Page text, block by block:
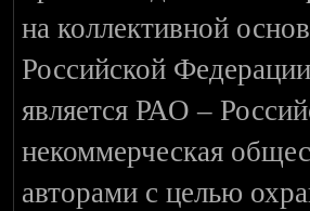
на коллективной
Российской
является РАО –
некоммерческая
авторами с целью